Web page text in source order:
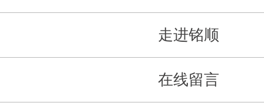
走进铭顺
在线留言